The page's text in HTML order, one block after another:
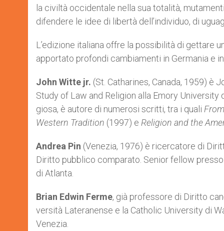
la civiltà occidentale nella sua totalità,
difendere le idee di libertà dell’individuo, di
L’edizione italiana offre la possibilità di gettare
apportato profondi cambiamenti in Germania e
John Witte jr. (St. Catharines, Canada, 1959)
Study of Law and Religion alla Emory
giosa, è autore di numerosi scritti, tra i quali
Western Tradition (1997) e Re­ligion and the
Andrea Pin (Venezia, 1976) è ricercatore di
Diritto pubblico comparato. Senior fel­­low
di Atlanta.
Brian Edwin Ferme, già professore di Diritto
versità Lateranense e la Catholic Uni­versity di
Venezia.